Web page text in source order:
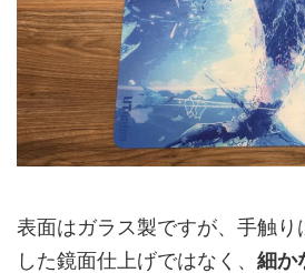
表面はガラス製ですが、手触
した鏡面仕上げではなく、 細か